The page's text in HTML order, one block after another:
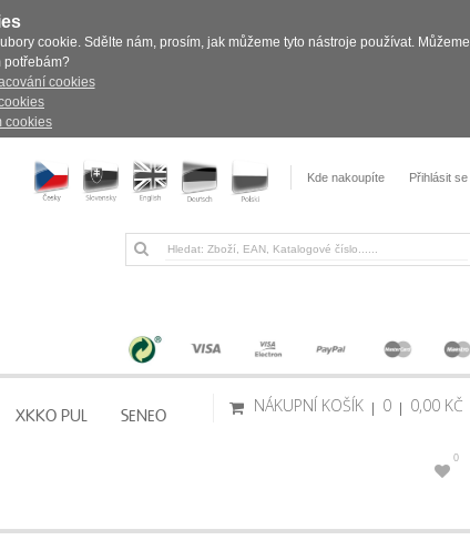
cookie. Sdělte nám, prosím, jak můžeme tyto nástroje používat. Můžeme
potřebám?
cookies
cookies
Kde nakoupíte Přihlásit se
XKKO PUL SENEO NÁKUPNÍ KOŠÍK 0 0,00 KČ
0